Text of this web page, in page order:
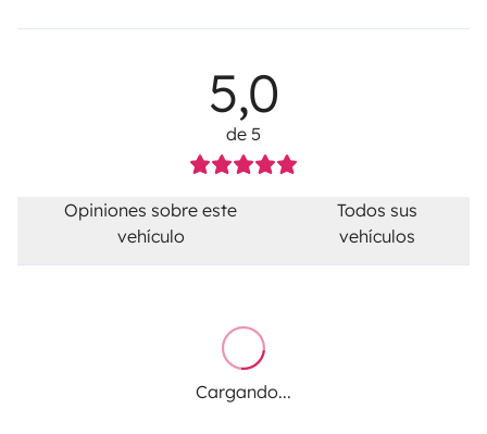
5,0
de 5
Opiniones sobre este
vehículo
Todos sus
vehículos
Cargando...